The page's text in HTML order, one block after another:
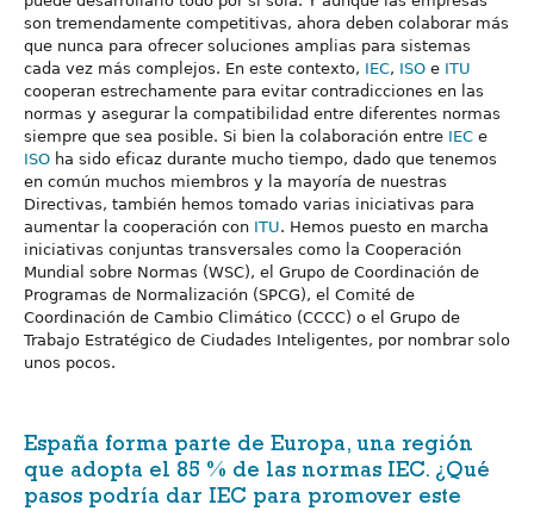
son tremendamente competitivas, ahora deben colaborar más
que nunca para ofrecer soluciones amplias para sistemas
cada vez más complejos. En este contexto, IEC, ISO e ITU
cooperan estrechamente para evitar contradicciones en las
normas y asegurar la compatibilidad entre diferentes normas
siempre que sea posible. Si bien la colaboración entre IEC e
ISO ha sido eficaz durante mucho tiempo, dado que tenemos
en común muchos miembros y la mayoría de nuestras
Directivas, también hemos tomado varias iniciativas para
aumentar la cooperación con ITU. Hemos puesto en marcha
iniciativas conjuntas transversales como la Cooperación
Mundial sobre Normas (WSC), el Grupo de Coordinación de
Programas de Normalización (SPCG), el Comité de
Coordinación de Cambio Climático (CCCC) o el Grupo de
Trabajo Estratégico de Ciudades Inteligentes, por nombrar solo
unos pocos.
España forma parte de Europa, una región
que adopta el 85 % de las normas IEC. ¿Qué
pasos podría dar IEC para promover este